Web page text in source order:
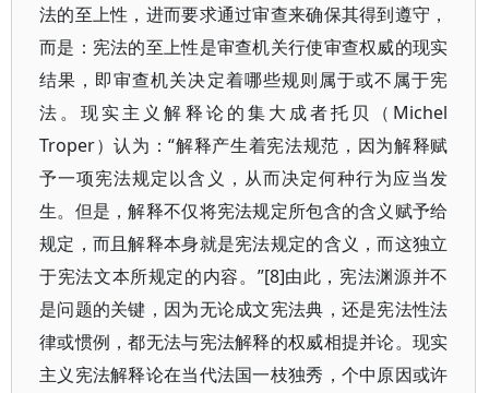
法的至上性，进而要求通过审查来确保其得到遵守，
而是：宪法的至上性是审查机关行使审查权威的现实
结果，即审查机关决定着哪些规则属于或不属于宪
法。现实主义解释论的集大成者托贝（Michel
Troper）认为：“解释产生着宪法规范，因为解释赋
予一项宪法规定以含义，从而决定何种行为应当发
生。但是，解释不仅将宪法规定所包含的含义赋予给
规定，而且解释本身就是宪法规定的含义，而这独立
于宪法文本所规定的内容。”[8]由此，宪法渊源并不
是问题的关键，因为无论成文宪法典，还是宪法性法
律或惯例，都无法与宪法解释的权威相提并论。现实
主义宪法解释论在当代法国一枝独秀，个中原因或许